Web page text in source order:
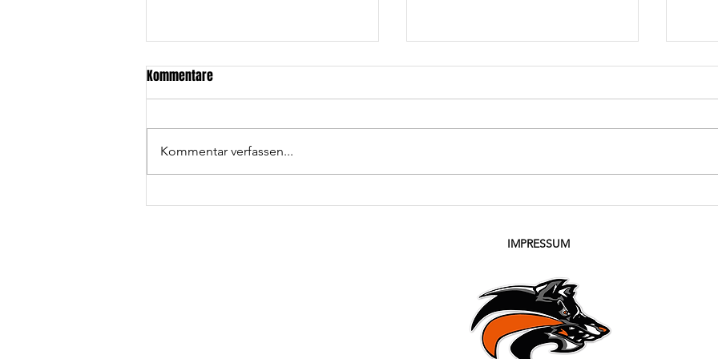
Wolfpack wird Vizemeister
Achtungserfolg der Wolfpack
Kommentare
Kommentar verfassen...
IMPRESSUM